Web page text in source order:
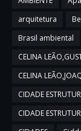
arquitetura
Brasil ambiental
CELINA
CELINA
CIDADE
CIDADE